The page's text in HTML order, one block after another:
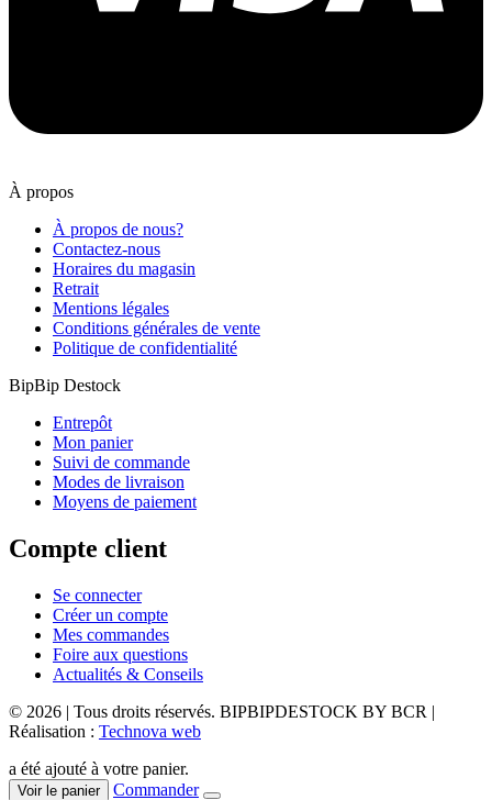
À propos
À propos de nous?
Contactez-nous
Horaires du magasin
Retrait
Mentions légales
Conditions générales de vente
Politique de confidentialité
BipBip Destock
Entrepôt
Mon panier
Suivi de commande
Modes de livraison
Moyens de paiement
Compte client
Se connecter
Créer un compte
Mes commandes
Foire aux questions
Actualités & Conseils
© 2026 | Tous droits réservés. BIPBIPDESTOCK BY BCR |
Réalisation : Technova web
a été ajouté à votre panier.
Voir le panier Commander